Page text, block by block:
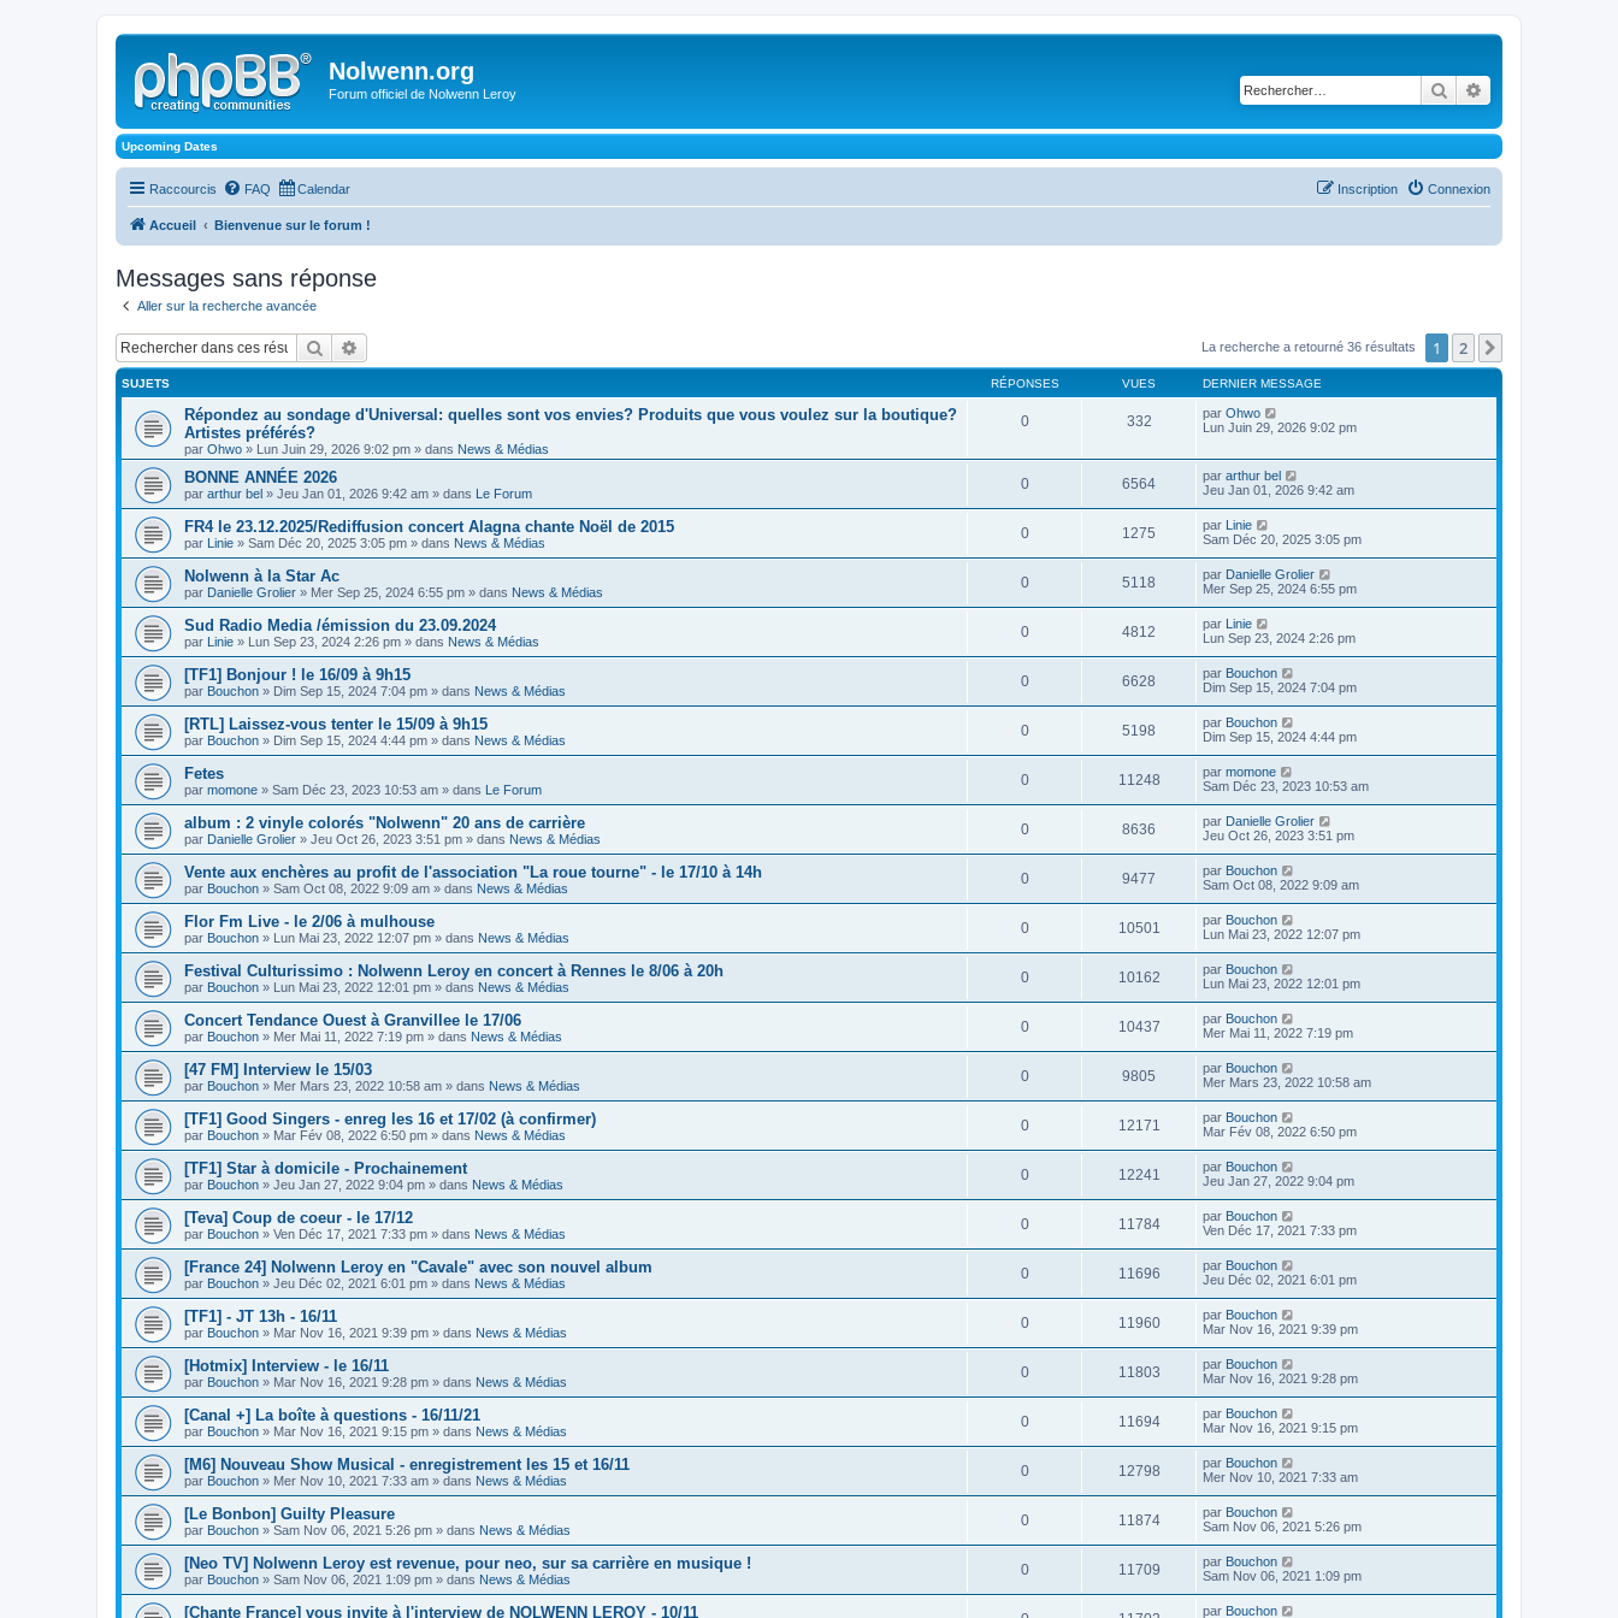
Nolwenn.org
Forum officiel de Nolwenn Leroy Rechercher
Upcoming Dates
Raccourcis FAQ Calendar Connexion
Inscription
Accueil Bienvenue sur le forum !
Messages sans réponse
Aller sur la recherche avancée
Rechercher La recherche a retourné 36 résultats 1 2
SUJETS RÉPONSES VUES DERNIER MESSAGE
Répondez au sondage d'Universal: quelles sont vos envies? Produits que vous voulez sur la boutique?
Artistes préférés?
par Ohwo » Lun Juin 29, 2026 9:02 pm » dans News & Médias
0 332 par Ohwo
Lun Juin 29, 2026 9:02 pm
BONNE ANNÉE 2026
par arthur bel » Jeu Jan 01, 2026 9:42 am » dans Le Forum
0 6564 par arthur bel
Jeu Jan 01, 2026 9:42 am
FR4 le 23.12.2025/Rediffusion concert Alagna chante Noël de 2015
par Linie » Sam Déc 20, 2025 3:05 pm » dans News & Médias
0 1275 par Linie
Sam Déc 20, 2025 3:05 pm
Nolwenn à la Star Ac
par Danielle Grolier » Mer Sep 25, 2024 6:55 pm » dans News & Médias
0 5118 par Danielle Grolier
Mer Sep 25, 2024 6:55 pm
Sud Radio Media /émission du 23.09.2024
par Linie » Lun Sep 23, 2024 2:26 pm » dans News & Médias
0 4812 par Linie
Lun Sep 23, 2024 2:26 pm
[TF1] Bonjour ! le 16/09 à 9h15
par Bouchon » Dim Sep 15, 2024 7:04 pm » dans News & Médias
0 6628 par Bouchon
Dim Sep 15, 2024 7:04 pm
[RTL] Laissez-vous tenter le 15/09 à 9h15
par Bouchon » Dim Sep 15, 2024 4:44 pm » dans News & Médias
0 5198 par Bouchon
Dim Sep 15, 2024 4:44 pm
Fetes
par momone » Sam Déc 23, 2023 10:53 am » dans Le Forum
0 11248 par momone
Sam Déc 23, 2023 10:53 am
album : 2 vinyle colorés "Nolwenn" 20 ans de carrière
par Danielle Grolier » Jeu Oct 26, 2023 3:51 pm » dans News & Médias
0 8636 par Danielle Grolier
Jeu Oct 26, 2023 3:51 pm
Vente aux enchères au profit de l'association "La roue tourne" - le 17/10 à 14h
par Bouchon » Sam Oct 08, 2022 9:09 am » dans News & Médias
0 9477 par Bouchon
Sam Oct 08, 2022 9:09 am
Flor Fm Live - le 2/06 à mulhouse
par Bouchon » Lun Mai 23, 2022 12:07 pm » dans News & Médias
0 10501 par Bouchon
Lun Mai 23, 2022 12:07 pm
Festival Culturissimo : Nolwenn Leroy en concert à Rennes le 8/06 à 20h
par Bouchon » Lun Mai 23, 2022 12:01 pm » dans News & Médias
0 10162 par Bouchon
Lun Mai 23, 2022 12:01 pm
Concert Tendance Ouest à Granvillee le 17/06
par Bouchon » Mer Mai 11, 2022 7:19 pm » dans News & Médias
0 10437 par Bouchon
Mer Mai 11, 2022 7:19 pm
[47 FM] Interview le 15/03
par Bouchon » Mer Mars 23, 2022 10:58 am » dans News & Médias
0 9805 par Bouchon
Mer Mars 23, 2022 10:58 am
[TF1] Good Singers - enreg les 16 et 17/02 (à confirmer)
par Bouchon » Mar Fév 08, 2022 6:50 pm » dans News & Médias
0 12171 par Bouchon
Mar Fév 08, 2022 6:50 pm
[TF1] Star à domicile - Prochainement
par Bouchon » Jeu Jan 27, 2022 9:04 pm » dans News & Médias
0 12241 par Bouchon
Jeu Jan 27, 2022 9:04 pm
[Teva] Coup de coeur - le 17/12
par Bouchon » Ven Déc 17, 2021 7:33 pm » dans News & Médias
0 11784 par Bouchon
Ven Déc 17, 2021 7:33 pm
[France 24] Nolwenn Leroy en "Cavale" avec son nouvel album
par Bouchon » Jeu Déc 02, 2021 6:01 pm » dans News & Médias
0 11696 par Bouchon
Jeu Déc 02, 2021 6:01 pm
[TF1] - JT 13h - 16/11
par Bouchon » Mar Nov 16, 2021 9:39 pm » dans News & Médias
0 11960 par Bouchon
Mar Nov 16, 2021 9:39 pm
[Hotmix] Interview - le 16/11
par Bouchon » Mar Nov 16, 2021 9:28 pm » dans News & Médias
0 11803 par Bouchon
Mar Nov 16, 2021 9:28 pm
[Canal +] La boîte à questions - 16/11/21
par Bouchon » Mar Nov 16, 2021 9:15 pm » dans News & Médias
0 11694 par Bouchon
Mar Nov 16, 2021 9:15 pm
[M6] Nouveau Show Musical - enregistrement les 15 et 16/11
par Bouchon » Mer Nov 10, 2021 7:33 am » dans News & Médias
0 12798 par Bouchon
Mer Nov 10, 2021 7:33 am
[Le Bonbon] Guilty Pleasure
par Bouchon » Sam Nov 06, 2021 5:26 pm » dans News & Médias
0 11874 par Bouchon
Sam Nov 06, 2021 5:26 pm
[Neo TV] Nolwenn Leroy est revenue, pour neo, sur sa carrière en musique !
par Bouchon » Sam Nov 06, 2021 1:09 pm » dans News & Médias
0 11709 par Bouchon
Sam Nov 06, 2021 1:09 pm
[Chante France] vous invite à l'interview de NOLWENN LEROY - 10/11 par Bouchon